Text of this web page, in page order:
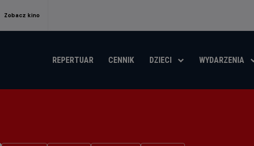
Zobacz kino
REPERTUAR CENNIK DZIECI WYDARZENIA